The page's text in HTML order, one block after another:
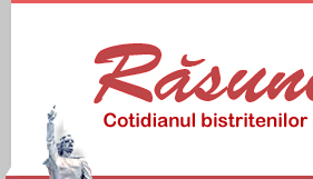
Meniu principal